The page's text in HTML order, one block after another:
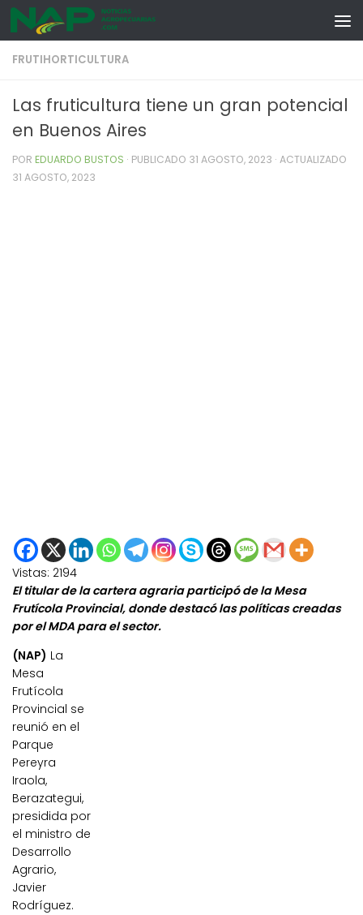
Skip to content
FRUTIHORTICULTURA
Las fruticultura tiene un gran potencial
en Buenos Aires
POR EDUARDO BUSTOS · PUBLICADO 31 AGOSTO, 2023 · ACTUALIZADO
31 AGOSTO, 2023
Vistas: 2194
El titular de la cartera agraria participó de la Mesa
Frutícola Provincial, donde destacó las políticas creadas
por el MDA para el sector.
(NAP) La
Mesa
Frutícola
Provincial se
reunió en el
Parque
Pereyra
Iraola,
Berazategui,
presidida por
el ministro de
Desarrollo
Agrario,
Javier
Rodríguez.